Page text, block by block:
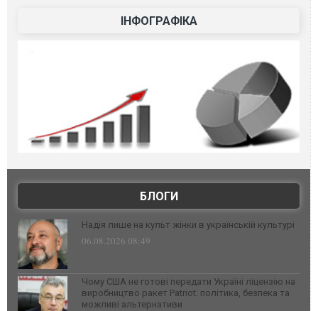
ІНФОГРАФІКА
БЛОГИ
Надія лише на культ жінки в українській культурі
06.08.2026 08:49
Чому США не готові передати Україні ліцензію на
виробництво ракет Patriot: політика, безпека та
можливі альтернативи